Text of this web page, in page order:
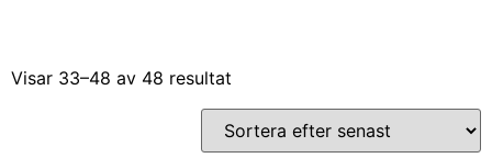
Visar 33–48 av 48 resultat